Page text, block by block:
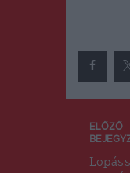
ELŐZŐ